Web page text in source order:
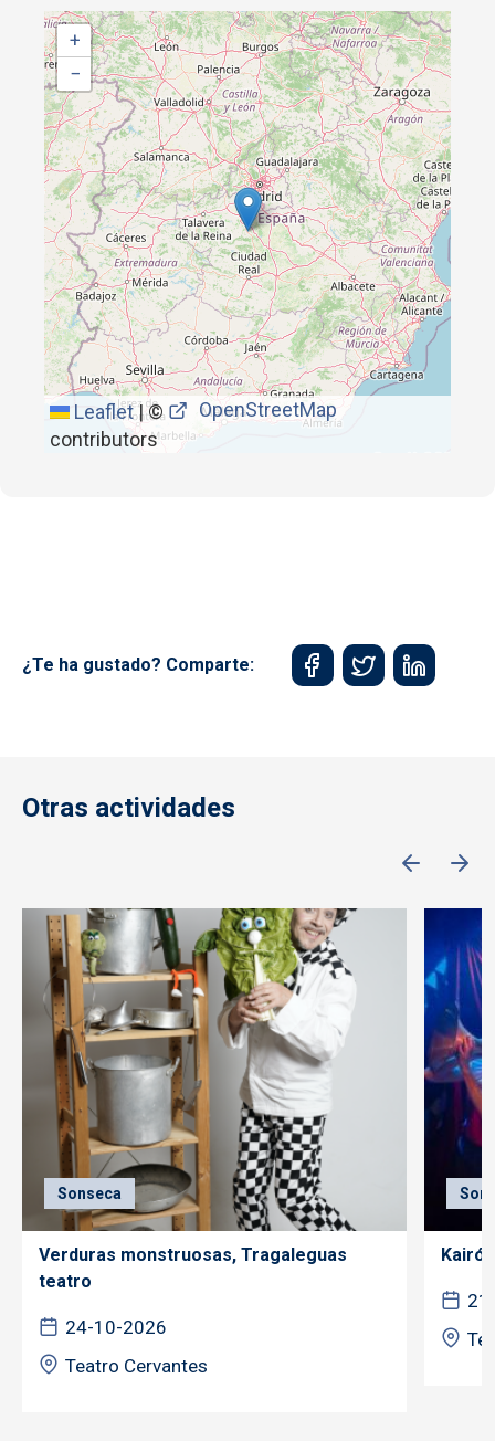
+
−
Leaflet|©
OpenStreetMap
contributors
¿Te ha gustado? Comparte:
Otras actividades
Sonseca
Verduras monstruosas, Tragaleguas
teatro
24-10-2026
Teatro Cervantes